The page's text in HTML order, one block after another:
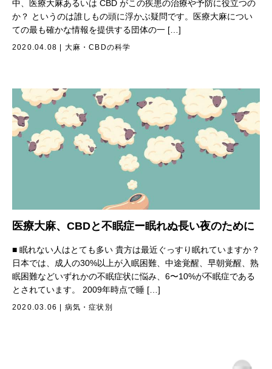
中、医療大麻あるいは CBD がこの疾患の治療や予防に役立つの
か？ というのは誰しもの頭に浮かぶ疑問です。医療大麻につい
ての最も確かな情報を提供する団体の一 […]
2020.04.08 大麻・CBDの科学
医療大麻、CBDと不眠症ー眠れぬ長い夜のために
■ 眠れない人はとても多い 貴方は最近ぐっすり眠れていますか？
日本では、成人の30%以上が入眠困難、中途覚醒、早朝覚醒、熟
眠困難などいずれかの不眠症状に悩み、6〜10%が不眠症である
とされています。 2009年時点で睡 […]
2020.03.06 病気・症状別